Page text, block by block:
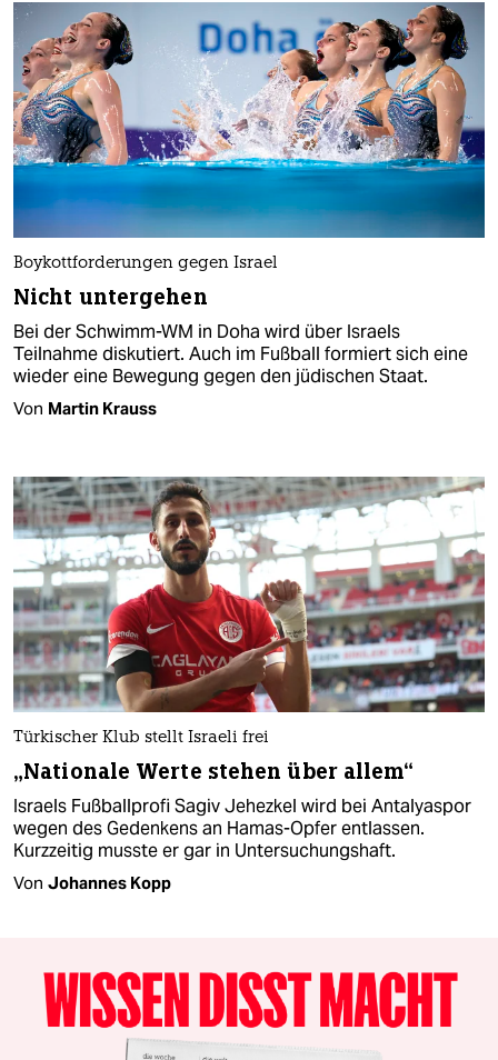
Boykottforderungen gegen Israel
Nicht untergehen
Bei der Schwimm-WM in Doha wird über Israels
Teilnahme diskutiert. Auch im Fußball formiert sich eine
wieder eine Bewegung gegen den jüdischen Staat.
Von Martin Krauss
Türkischer Klub stellt Israeli frei
„Nationale Werte stehen über allem“
Israels Fußballprofi Sagiv Jehezkel wird bei Antalyaspor
wegen des Gedenkens an Hamas-Opfer entlassen.
Kurzzeitig musste er gar in Untersuchungshaft.
Von Johannes Kopp